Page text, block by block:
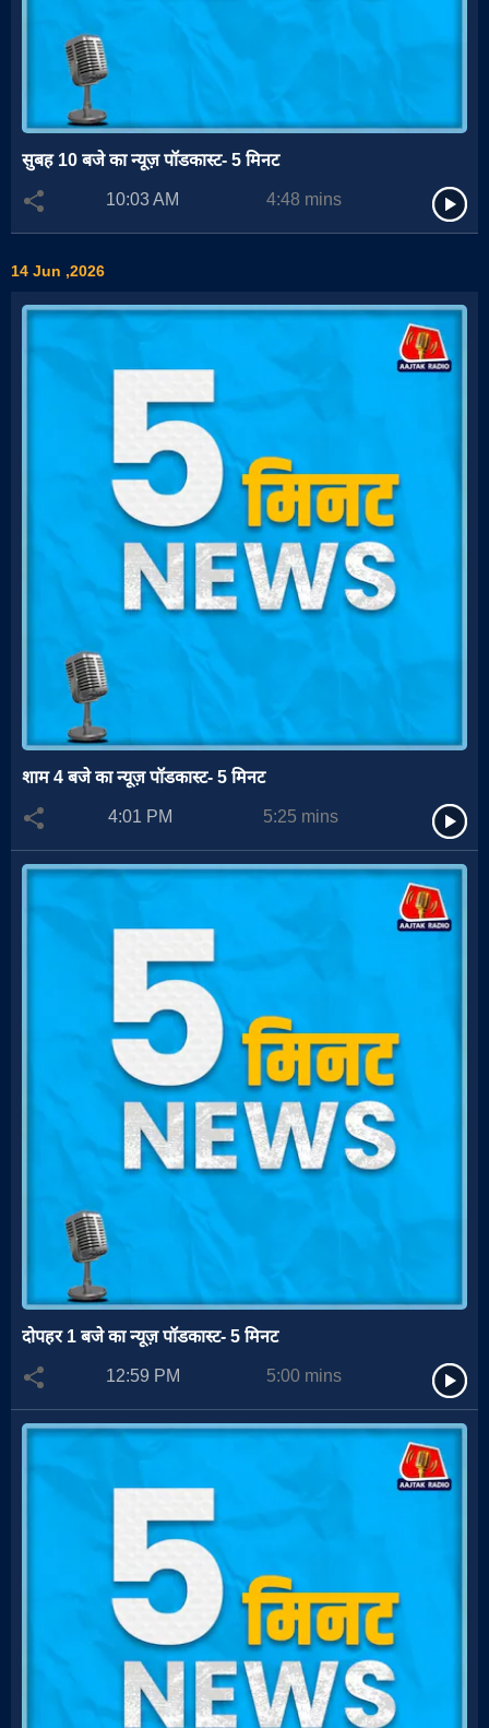
सुबह 10 बजे का न्यूज़ पॉडकास्ट- 5 मिनट
10:03 AM
4:48 mins
14 Jun ,2026
शाम 4 बजे का न्यूज़ पॉडकास्ट- 5 मिनट
4:01 PM
5:25 mins
दोपहर 1 बजे का न्यूज़ पॉडकास्ट- 5 मिनट
12:59 PM
5:00 mins